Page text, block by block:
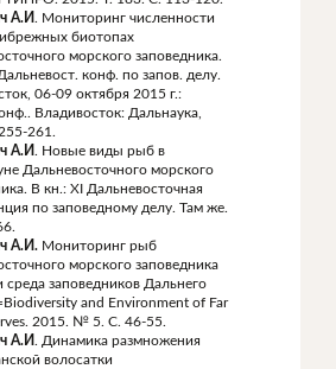
А.И. Мониторинг численности
биотопах
морского заповедника.
конф. по запов. делу.
06-09 октября 2015 г.:
Владивосток: Дальнаука,
261.
А.И. Новые виды рыб в
Дальневосточного морского
В кн.: XI Дальневосточная
по заповедному делу. Там же.
А.И. Мониторинг рыб
морского заповедника
среда заповедников Дальнего
and Environment of Far
2015. № 5. С. 46-55.
А.И. Динамика размножения
волосатки